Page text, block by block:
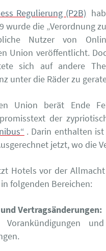
Regulierung (P2B)
wurde die „Verordnung
Nutzer von
Union veröffentlicht.
sich auf andere
unter die Räder zu
Union berät Ende
der
. Darin enthalten
jetzt, wo die
Hotels vor der
folgenden Bereichen:
Vertragsänderungen:
Vorankündigungen